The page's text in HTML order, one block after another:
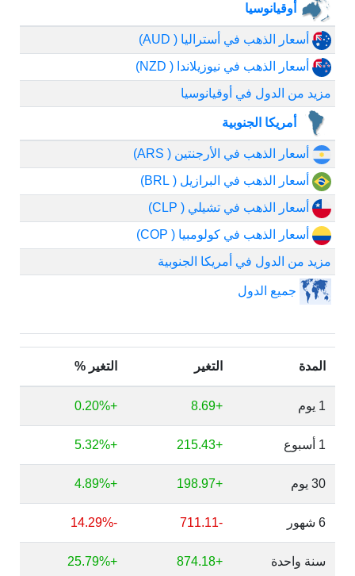
أوقيانوسيا
أسعار الذهب في أستراليا ( AUD)
أسعار الذهب في نيوزيلاندا ( NZD)
مزيد من الدول في أوقيانوسيا
أمريكا الجنوبية
أسعار الذهب في الأرجنتين ( ARS)
أسعار الذهب في البرازيل ( BRL)
أسعار الذهب في تشيلي ( CLP)
أسعار الذهب في كولومبيا ( COP)
مزيد من الدول في أمريكا الجنوبية
جميع الدول
المدة التغير التغير %
1 يوم +8.69
+0.20%
1 أسبوع +215.43
+5.32%
30 يوم +198.97
+4.89%
6 شهور -711.11
-14.29%
سنة واحدة +874.18
+25.79%